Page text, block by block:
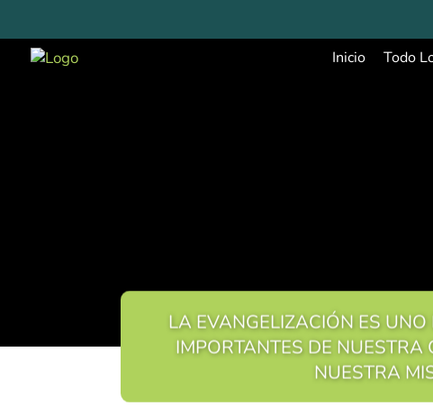
Inicio Todo
LA EVANGELIZACIÓN ES
IMPORTANTES DE NUESTRA
NUESTRA